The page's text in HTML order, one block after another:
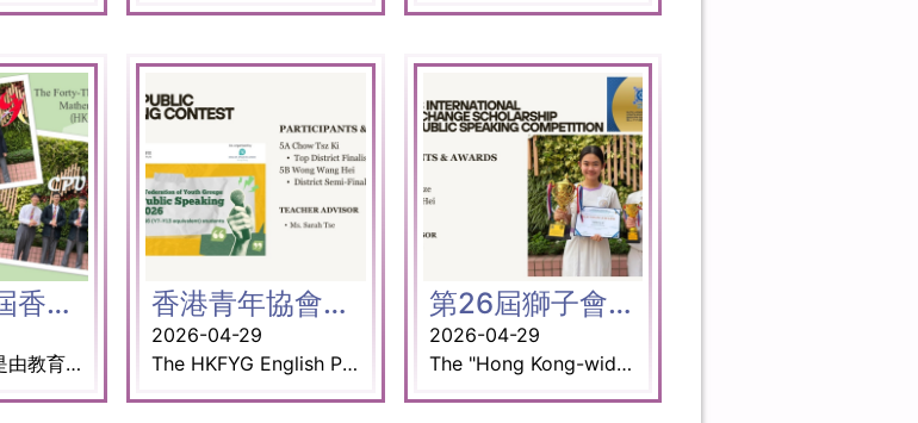
第四十三屆香港數學競賽
香港數學競賽是由教育局數學教育組及香港教育大學(前稱香港教育學院)數學與資訊科技學系聯合舉辦。比賽旨在發展學生的數學能力和培養他們對數學的興趣。本校受邀參加決賽。 獎項： 1. 個人比賽項目 5D 楊鍵鏘 三等榮譽獎狀 5D 周柏恒 三等榮譽獎狀 5D 亞尼斯 優秀表現獎狀 5D 謝東瀚 優秀表現獎狀 2. 團體比賽項目 三等榮譽獎狀
香港青年協會英語演講比賽
2026-04-29
The HKFYG English Public Speaking Contest is a premier, long-running competition organized by The HKFYG Leadership Institute and co-organized with the English-Speaking Union (Hong Kong). It serves as a flagship platform designed to hone the English language skills, critical thinking, and communication capabilities of young people in Hong Kong. The competition attracted over 1,000 students from 120 schools. Top District Finalist 5A Chow Tsz Ki District Semi-Finalist 5B Wong Wang Hei
第26屆獅子會國際青年交流英文演講比賽
2026-04-29
The "Hong Kong-wide English Speech Contest" will select ten winners who will receive sponsored scholarships to participate in international youth exchange camps organized by over 100 Lions Clubs overseas. The youth exchange camp brings together outstanding young people from around the world, creating an environment for international cooperation and nurturing them into future leaders with a global perspective, cultural exchange skills, and leadership abilities. Platinum Prize winner: $7000 sponsorship to join the Overseas Youth Exchange Camp Awards: Platinum Prize 5A Chow Tsz Ki (Platinum Prize winner: $7000 sponsorship to join the Overseas Youth Exchange Camp) Gold Prize Wong Wang Hei